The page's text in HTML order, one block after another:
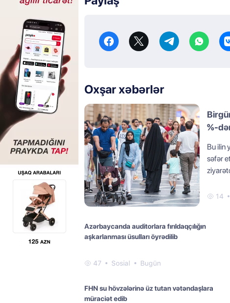
Oxşar xəbərlər
%-
Bu ilin
səfər
14
Azərbaycanda auditorlara fırıldaqçılığın
aşkarlanması üsulları öyrədilib
47 Sosial Bugün
FHN su hövzələrinə üz tutan vətəndaşlara
müraciət edib